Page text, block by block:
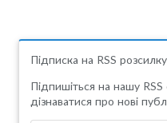
Підписка на RSS розсилку
Підпишіться на нашу
дізнаватися про нові